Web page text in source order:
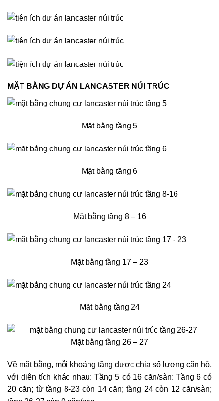
MẶT BẰNG DỰ ÁN LANCASTER NÚI TRÚC
Mặt bằng tầng 5
Mặt bằng tầng 6
Mặt bằng tầng 8 – 16
Mặt bằng tầng 17 – 23
Mặt bằng tầng 24
Mặt bằng tầng 26 – 27
Về mặt bằng, mỗi khoảng tầng được chia số lượng căn hộ,
với diện tích khác nhau: Tầng 5 có 16 căn/sàn; Tầng 6 có
20 căn; từ tầng 8-23 còn 14 căn; tầng 24 còn 12 căn/sàn;